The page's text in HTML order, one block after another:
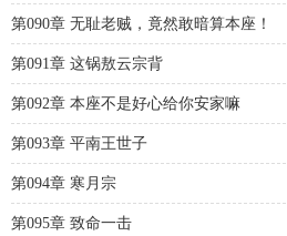
第090章 无耻老贼，竟然敢暗算本座！
第091章 这锅敖云宗背
第092章 本座不是好心给你安家嘛
第093章 平南王世子
第094章 寒月宗
第095章 致命一击